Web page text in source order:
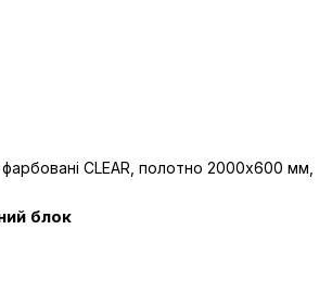
фарбовані CLEAR, полотно 2000х600 мм,
блок